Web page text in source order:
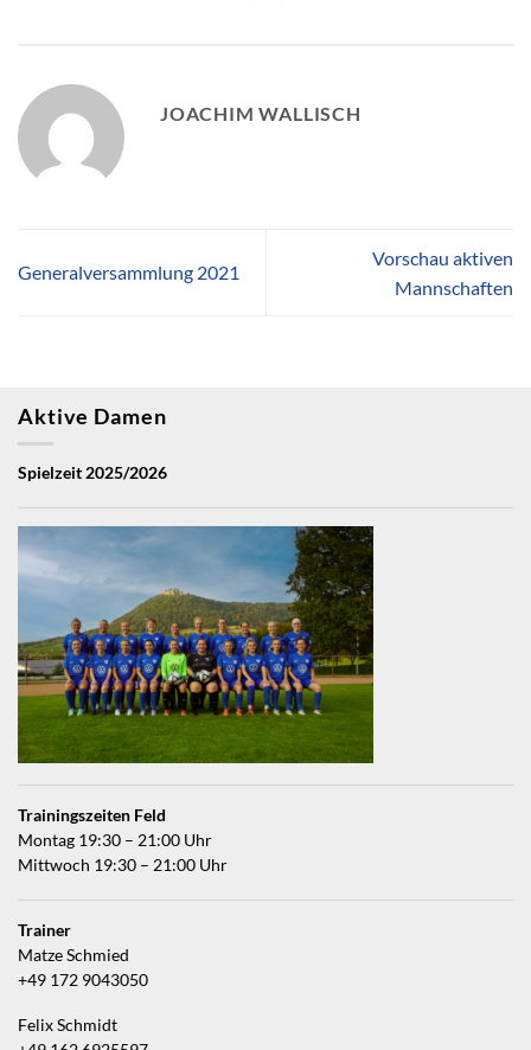
JOACHIM WALLISCH
Generalversammlung 2021
Vorschau aktiven
Mannschaften
Aktive Damen
Spielzeit 2025/2026
Trainingszeiten Feld
Montag 19:30 – 21:00 Uhr
Mittwoch 19:30 – 21:00 Uhr
Trainer
Matze Schmied
+49 172 9043050
Felix Schmidt